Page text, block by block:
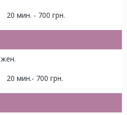
20 мин. - 700 грн.
жен.
20 мин.- 700 грн.